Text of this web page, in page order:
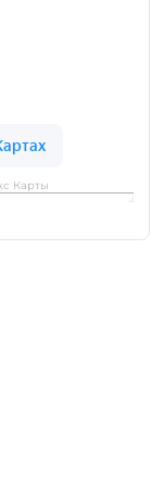
Карты